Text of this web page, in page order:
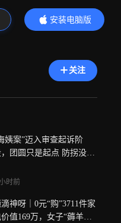
安装电脑版
内容更精彩
关注
姨案”迈入审查起诉阶
团圆只是起点 防拐没有
时前
神呀｜0元“购”3711件家
值169万，女子“薅羊毛”